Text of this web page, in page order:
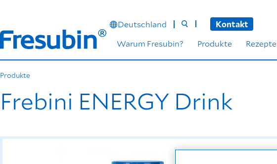
Deutschland
Kontakt
Warum Fresubin?
Produkte Rezepte
Produkte
Frebini ENERGY Drink